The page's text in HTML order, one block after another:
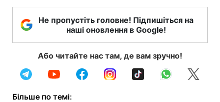
Не пропустіть головне! Підпишіться на
наші оновлення в Google!
Або читайте нас там, де вам зручно!
Більше по темі: